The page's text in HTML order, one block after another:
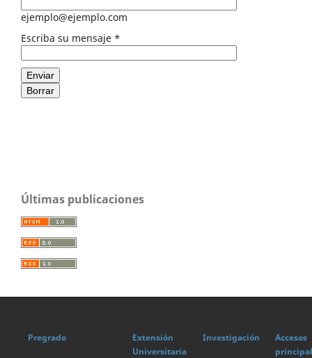
ejemplo@ejemplo.com
Escriba su mensaje *
Enviar
Borrar
Últimas publicaciones
Pregrado
Extensión
Universitaria
Investigación
Accesos